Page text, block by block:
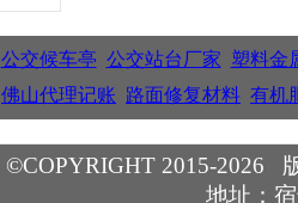
公交候车亭 公交站台厂家 塑料金
佛山代理记账 路面修复材料 有机
©COPYRIGHT 2015-2026
地址：